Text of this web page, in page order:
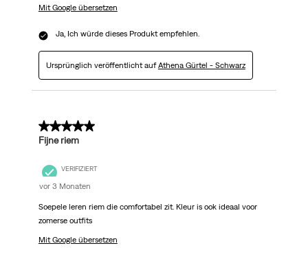
Mit Google übersetzen
Ja, Ich würde dieses Produkt empfehlen.
Ursprünglich veröffentlicht aufAthena Gürtel - Schwarz
5 von 5 Sternen.
Fijne riem
VERIFIZIERT
vor 3 Monaten
Soepele leren riem die comfortabel zit. Kleur is ook ideaal voor
zomerse outfits
Mit Google übersetzen